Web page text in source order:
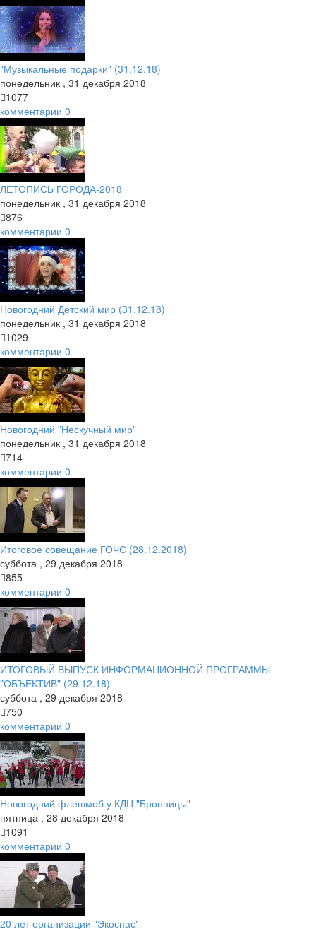
"Музыкальные подарки" (31.12.18)
понедельник , 31 декабря 2018
1077
комментарии 0
ЛЕТОПИСЬ ГОРОДА-2018
понедельник , 31 декабря 2018
876
комментарии 0
Новогодний Детский мир (31.12.18)
понедельник , 31 декабря 2018
1029
комментарии 0
Новогодний "Нескучный мир"
понедельник , 31 декабря 2018
714
комментарии 0
Итоговое совещание ГОЧС (28.12.2018)
суббота , 29 декабря 2018
855
комментарии 0
ИТОГОВЫЙ ВЫПУСК ИНФОРМАЦИОННОЙ ПРОГРАММЫ
"ОБЪЕКТИВ" (29.12.18)
суббота , 29 декабря 2018
750
комментарии 0
Новогодний флешмоб у КДЦ "Бронницы"
пятница , 28 декабря 2018
1091
комментарии 0
20 лет организации "Экоспас"